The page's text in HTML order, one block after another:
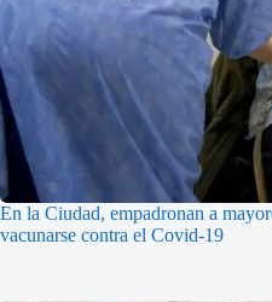
En la Ciudad, empadronan a
vacunarse contra el Covid-19